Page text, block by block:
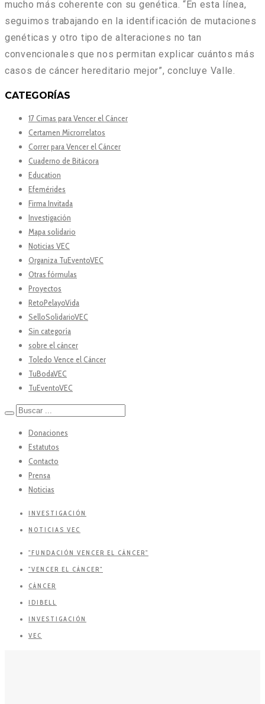
mucho más coherente con su genética. “En esta línea,
seguimos trabajando en la identificación de mutaciones
genéticas y otro tipo de alteraciones no tan
convencionales que nos permitan explicar cuántos más
casos de cáncer hereditario mejor”, concluye Valle.
CATEGORÍAS
17 Cimas para Vencer el Cáncer
Certamen Microrrelatos
Correr para Vencer el Cáncer
Cuaderno de Bitácora
Education
Efemérides
Firma Invitada
Investigación
Mapa solidario
Noticias VEC
Organiza TuEventoVEC
Otras fórmulas
Proyectos
RetoPelayoVida
SelloSolidarioVEC
Sin categoría
sobre el cáncer
Toledo Vence el Cáncer
TuBodaVEC
TuEventoVEC
Donaciones
Estatutos
Contacto
Prensa
Noticias
INVESTIGACIÓN
NOTICIAS VEC
"FUNDACIÓN VENCER EL CÁNCER"
"VENCER EL CÁNCER"
CÁNCER
IDIBELL
INVESTIGACIÓN
VEC